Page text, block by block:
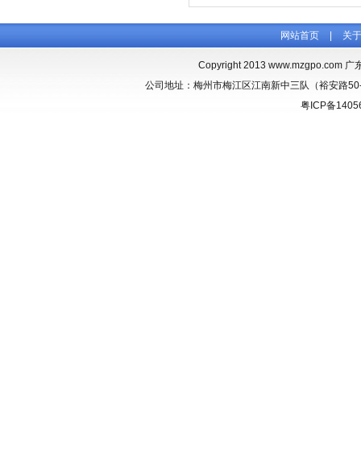
网站首页 关
Copyright 2013 www.mzgpo.com 广
公司地址：梅州市梅江区江南新中三队（裕安路
粤ICP备